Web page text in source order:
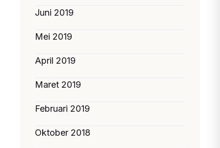
Juni 2019
Mei 2019
April 2019
Maret 2019
Februari 2019
Oktober 2018